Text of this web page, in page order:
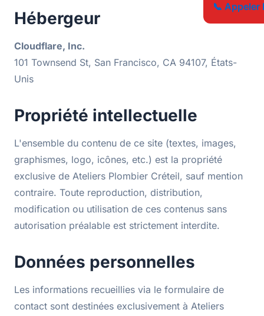
📞 Appeler
Hébergeur
Cloudflare, Inc.
101 Townsend St, San Francisco, CA 94107, États-
Unis
Propriété intellectuelle
L'ensemble du contenu de ce site (textes, images,
graphismes, logo, icônes, etc.) est la propriété
exclusive de Ateliers Plombier Créteil, sauf mention
contraire. Toute reproduction, distribution,
modification ou utilisation de ces contenus sans
autorisation préalable est strictement interdite.
Données personnelles
Les informations recueillies via le formulaire de
contact sont destinées exclusivement à Ateliers